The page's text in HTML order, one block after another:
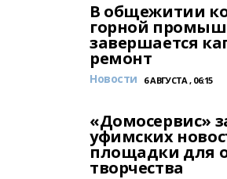
В общежитии
горной
завершается
ремонт
Новости 6 АВГУСТА , 06:15
«Домосервис»
уфимских
площадки для
творчества